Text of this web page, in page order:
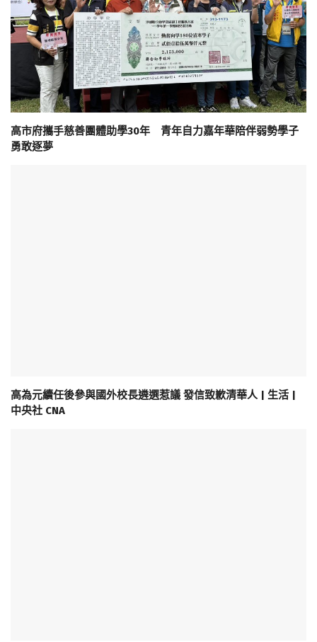
高市府攜手慈善團體助學30年 青年自力嘉年華陪伴弱勢學子
勇敢逐夢
高為元續任後參與國外校長遴選惹議 發信致歉清華人 | 生活 |
中央社 CNA